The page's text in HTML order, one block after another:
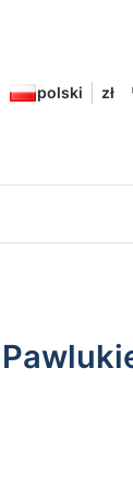
polski zł